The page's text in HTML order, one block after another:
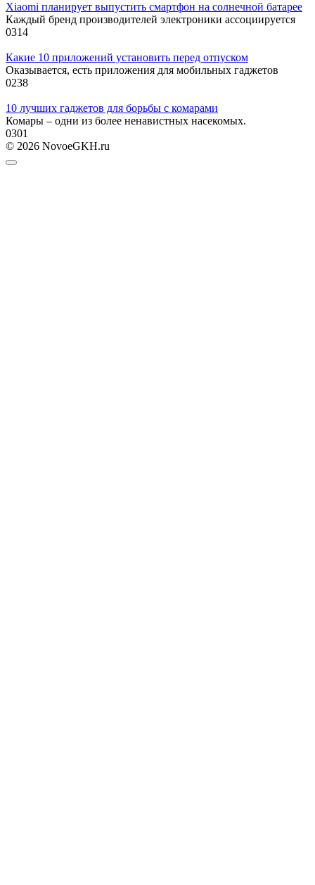
Xiaomi планирует выпустить смартфон на солнечной батарее
Каждый бренд производителей электроники ассоциируется
0314
Какие 10 приложений установить перед отпуском
Оказывается, есть приложения для мобильных гаджетов
0238
10 лучших гаджетов для борьбы с комарами
Комары – одни из более ненавистных насекомых.
0301
© 2026 NovoeGKH.ru